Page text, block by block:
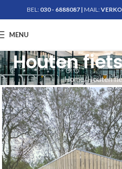
BEL: 030 - 6888087| MAIL:
MENU
Houten
Home Houten